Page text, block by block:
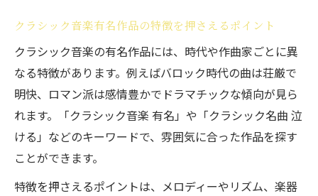
クラシック音楽有名作品の特徴を押さえるポイント
クラシック音楽の有名作品には、時代や作曲家ごとに異
なる特徴があります。例えばバロック時代の曲は荘厳で
明快、ロマン派は感情豊かでドラマチックな傾向が見ら
れます。「クラシック音楽 有名」や「クラシック名曲 泣
ける」などのキーワードで、雰囲気に合った作品を探す
ことができます。
特徴を押さえるポイントは、メロディーやリズム、楽器